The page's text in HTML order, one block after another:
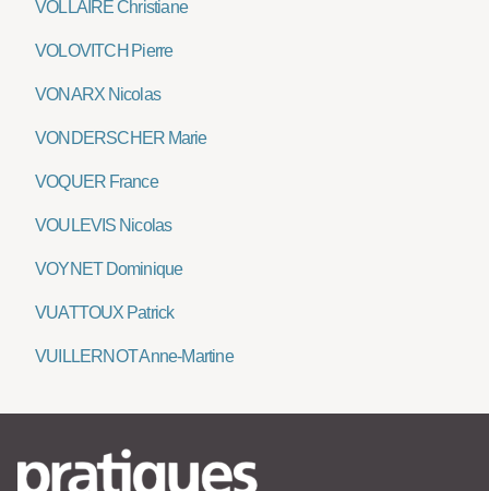
VOLLAIRE Christiane
VOLOVITCH Pierre
VONARX Nicolas
VONDERSCHER Marie
VOQUER France
VOULEVIS Nicolas
VOYNET Dominique
VUATTOUX Patrick
VUILLERNOT Anne-Martine